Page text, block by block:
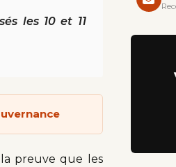
les 10 et 11
la preuve que les